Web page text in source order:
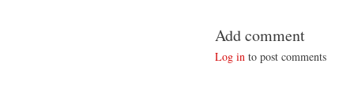
Add comment
Log in to post comments